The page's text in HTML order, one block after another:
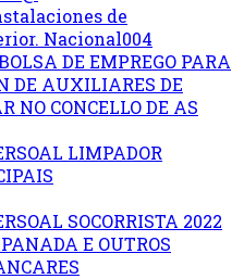
de
Nacional004
DE EMPREGO PARA
DE AUXILIARES DE
NO CONCELLO DE AS
LIMPADOR
SOCORRISTA 2022
E OUTROS